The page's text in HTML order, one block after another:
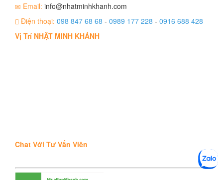
Email: info@nhatminhkhanh.com
Điện thoại: 098 847 68 68 - 0989 177 228 - 0916 688 428
Vị Trí NHẬT MINH KHÁNH
Chat Với Tư Vấn Viên